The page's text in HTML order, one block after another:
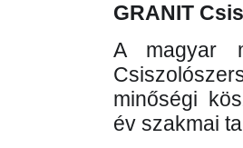
GRANIT
A magyar
minőségi
év szakmai